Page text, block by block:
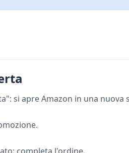
si apre Amazon in una nuova